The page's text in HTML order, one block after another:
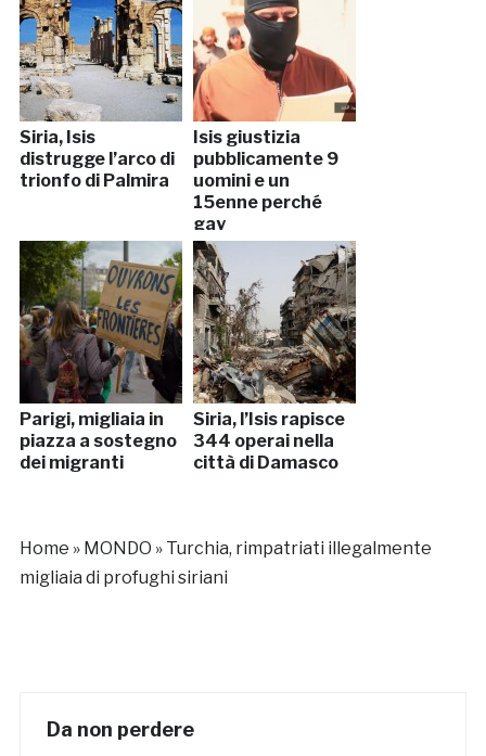
Siria, Isis
distrugge l’arco di
trionfo di Palmira
Isis giustizia
pubblicamente 9
uomini e un
15enne perché
gay
Parigi, migliaia in
piazza a sostegno
dei migranti
Siria, l’Isis rapisce
344 operai nella
città di Damasco
Home » MONDO » Turchia, rimpatriati illegalmente
migliaia di profughi siriani
Da non perdere